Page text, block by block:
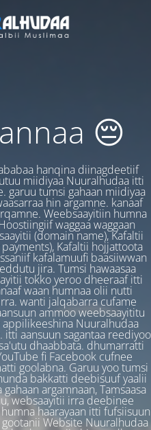
😔
hanqina diinagdeetiif
miidiyaa Nuuralhudaa itti
garuu tumsi gahaan miidiyaa
hin argamne. kanaaf
Weebsaayitiin humna
waggaa waggaan
(domain name), Kafaltii
Kafaltii hojjattoota
kafalamuufi baasiiwwan
jira. Tumsi hawaasaa
tokko yeroo dheeraaf itti
waan humnaa olii nutti
wanti jalqabarra cufame
ammoo weebsaayititu
Nuuralhudaa
aansuun sagantaa reediyoo
dhaabbata. dhumarratti
fi Facebook cufnee
goolabna. Garuu yoo tumsi
bakkatti deebisuuf yaalii
argamnaan, Tamsaasa
websaayitii irra deebinee
haarayaan itti fufsiisuun
Website Nuuralhudaa